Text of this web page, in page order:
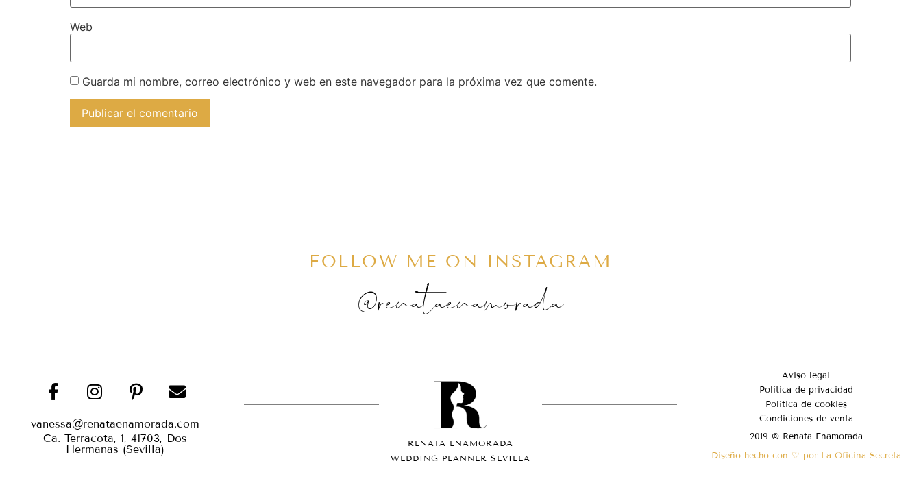
Web
Guarda mi nombre, correo electrónico y web en este navegador para la próxima vez que comente.
FOLLOW ME ON INSTAGRAM
@renataenamorada
vanessa@renataenamorada.com
Ca. Terracota, 1, 41703, Dos
Hermanas (Sevilla)
RENATA ENAMORADA
WEDDING PLANNER SEVILLA
Aviso legal
Política de privacidad
Política de cookies
Condiciones de venta
2019 © Renata Enamorada
Diseño hecho con ♡ por La Oficina Secreta